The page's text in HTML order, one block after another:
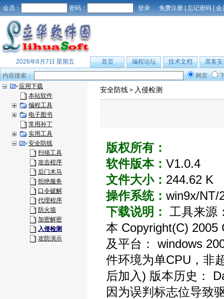
会员： 密码： 免费注册 | 忘记密码 | 会
2026年8月7日 星期五 首页 编程论坛 技术文档
黑客安
内容搜索：
网页
应用下载
本站软件
编程工具
电子图书
常用补丁
实用工具
安全防线
扫描工具
攻击程序
后门木马
拒绝服务
口令破解
代理程序
防火墙
加密解密
入侵检测
攻防演示
安全防线 > 入侵检测
版权所有：
软件版本： V1.0.4
文件大小： 244.62 K
操作系统： win9x/NT/
下载说明： 工具来源
本 Copyright(C) 2005
及平台： windows
件环境为单CPU，非
后加入) 版本历史：
因为误判标志位导致